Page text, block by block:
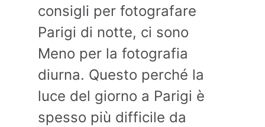
consigli per fotografare
Parigi di notte, ci sono
Meno per la fotografia
diurna. Questo perché la
luce del giorno a Parigi è
spesso più difficile da